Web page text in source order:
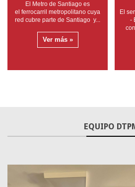
Santiago en 100
Red Movilidad lanza tarjeta
El Metro de Santiago es
el ferrocarril metropolitano cuya
red cubre parte de Santiago y...
Ver más »
El
-
EQUIPO